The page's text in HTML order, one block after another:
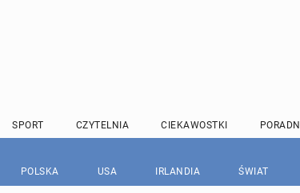
SPORT CZYTELNIA CIEKAWOSTKI
POLSKA USA IRLANDIA ŚWIAT